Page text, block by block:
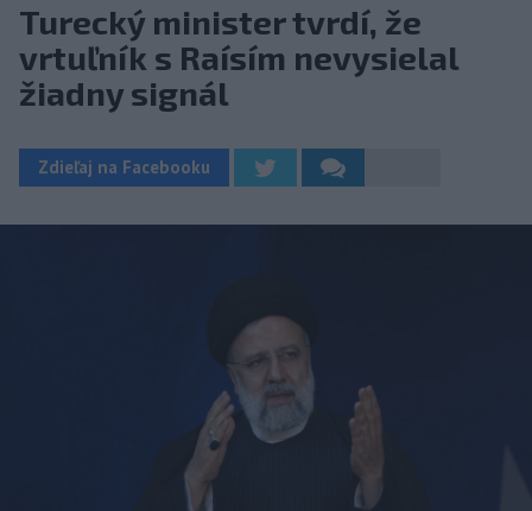
Turecký minister tvrdí, že
vrtuľník s Raísím nevysielal
žiadny signál
Zdieľaj na Facebooku